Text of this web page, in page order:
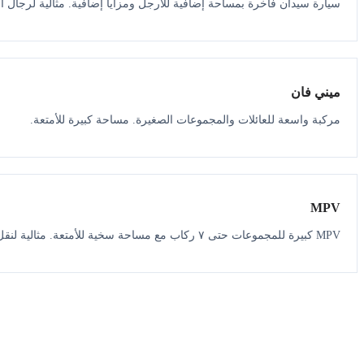
سيارة سيدان فاخرة بمساحة إضافية للأرجل ومزايا إضافية. مثالية لرجال
ميني فان
مركبة واسعة للعائلات والمجموعات الصغيرة. مساحة كبيرة للأمتعة.
MPV
MPV كبيرة للمجموعات حتى ٧ ركاب مع مساحة سخية للأمتعة. مثالية لنقل المطار.